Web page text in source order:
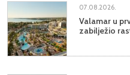
07.08.2026.
Valamar u
zabilježio